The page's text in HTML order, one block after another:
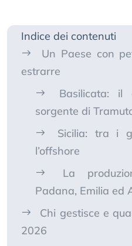
Indice dei contenuti
Un Paese con
estrarre
Basilicata: il
sorgente di
Sicilia: tra i
l’offshore
La
Padana, Emilia ed
Chi gestisce e
2026